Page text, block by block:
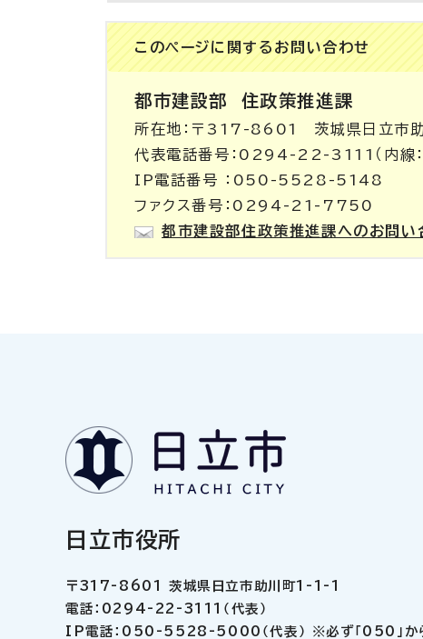
このページに関する お問い合わせ
都市建設部 住政策推進課
所在地：〒317-8601 茨城県日立市
代表電話番号：0294-22-3111（内線
IP電話番号 ：050-5528-5148
ファクス番号：0294-21-7750
都市建設部住政策推進課へのお問い
日立市役所
〒317-8601 茨城県日立市助川町1-1-1
電話：0294-22-3111（代表）
IP電話：050-5528-5000（代表） ※必ず「050」から